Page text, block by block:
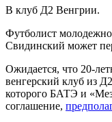
В клуб Д2 Венгрии.
Футболист
Свидинский может
Ожидается, что 20-
венгерский клуб из
которого БАТЭ и
соглашение,